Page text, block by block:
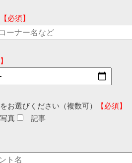
【必須】
お選びください（複数可）
【必須】
写真 記事